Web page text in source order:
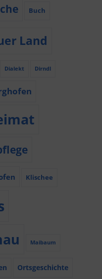
Buch
Land
Dialekt Dirndl
Klischee
Maibaum
Ortsgeschichte